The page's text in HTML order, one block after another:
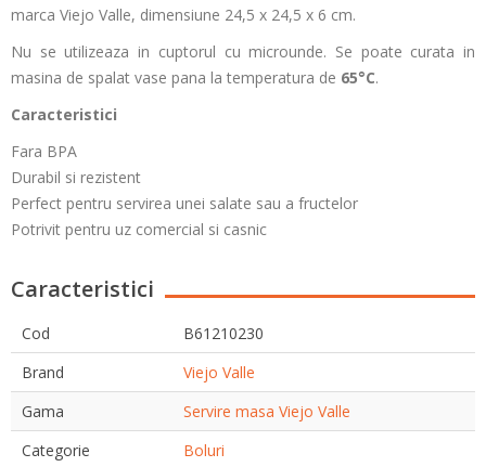
marca Viejo Valle, dimensiune 24,5 x 24,5 x 6 cm.
Nu se utilizeaza in cuptorul cu microunde. Se poate curata in
masina de spalat vase pana la temperatura de 65°C.
Caracteristici
Fara BPA
Durabil si rezistent
Perfect pentru servirea unei salate sau a fructelor
Potrivit pentru uz comercial si casnic
Caracteristici
Cod
B61210230
Brand
Viejo Valle
Gama
Servire masa Viejo Valle
Categorie
Boluri